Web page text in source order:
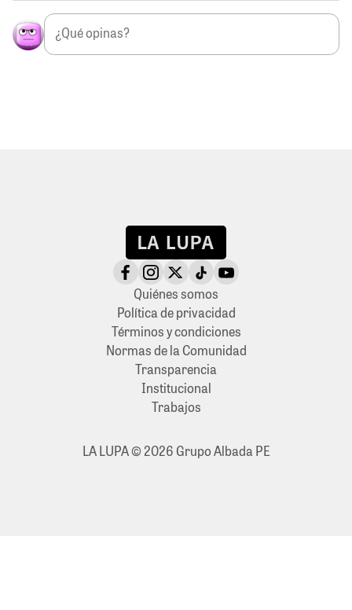
Quiénes somos
Política de privacidad
Términos y condiciones
Normas de la Comunidad
Transparencia
Institucional
Trabajos
LA LUPA © 2026 Grupo Albada PE